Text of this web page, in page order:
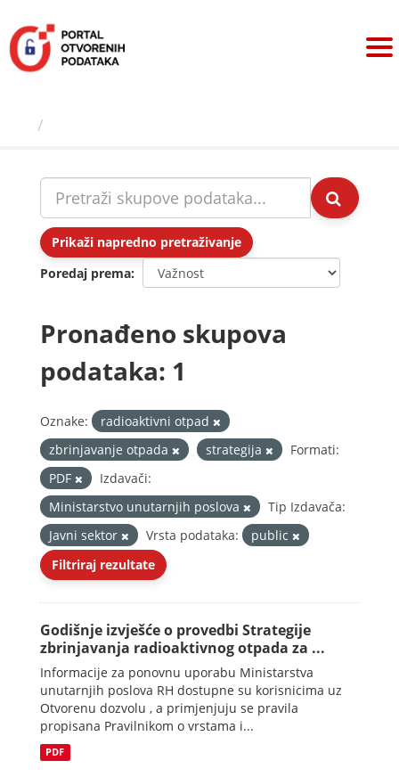
sadržaj
Prikaži napredno pretraživanje
Poredaj prema
Pronađeno skupova
podataka: 1
Oznake:
radioaktivni otpad
zbrinjavanje otpada
strategija
Formati:
PDF
Izdavači:
Ministarstvo unutarnjih poslova
Tip Izdavača:
Javni sektor
Vrsta podataka:
public
Filtriraj rezultate
Godišnje izvješće o provedbi Strategije
zbrinjavanja radioaktivnog otpada za ...
Informacije za ponovnu uporabu Ministarstva
unutarnjih poslova RH dostupne su korisnicima uz
Otvorenu dozvolu , a primjenjuju se pravila
propisana Pravilnikom o vrstama i...
PDF